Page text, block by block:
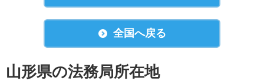
全国へ戻る
山形県の法務局所在地